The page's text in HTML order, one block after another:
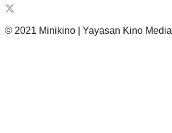
© 2021 Minikino | Yayasan Kino Media